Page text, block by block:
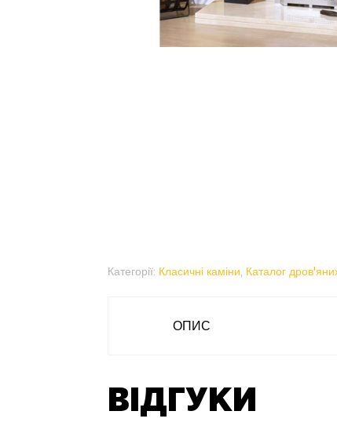
Категорії: Класичні каміни, Каталог
ОПИС
ВІДГУКИ